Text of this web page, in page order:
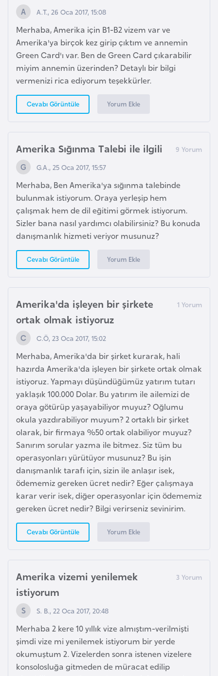
A.T., 26 Oca 2017, 15:08
Merhaba, Amerika için B1-B2 vizem var ve
Amerika'ya birçok kez girip çıktım ve annemin
Green Card'ı var. Ben de Green Card çıkarabilir
miyim annemin üzerinden? Detaylı bir bilgi
vermenizi rica ediyorum teşekkürler.
Cevabı Görüntüle Yorum Ekle
Amerika Sığınma Talebi ile ilgili
G.A., 25 Oca 2017, 15:57
Merhaba, Ben Amerika'ya sığınma talebinde
bulunmak istiyorum. Oraya yerleşip hem
çalışmak hem de dil eğitimi görmek istiyorum.
Sizler bana nasıl yardımcı olabilirsiniz? Bu konuda
danışmanlık hizmeti veriyor musunuz?
Cevabı Görüntüle Yorum Ekle
Amerika'da işleyen bir şirkete
ortak olmak istiyoruz
C.Ö, 23 Oca 2017, 15:02
Merhaba, Amerika'da bir şirket kurarak, hali
hazırda Amerika'da işleyen bir şirkete ortak olmak
istiyoruz. Yapmayı düşündüğümüz yatırım tutarı
yaklaşık 100.000 Dolar. Bu yatırım ile ailemizi de
oraya götürüp yaşayabiliyor muyuz? Oğlumu
okula yazdırabiliyor muyum? 2 ortaklı bir şirket
olarak, bir firmaya %50 ortak olabiliyor muyuz?
Sanırım sorular yazma ile bitmez. Siz tüm bu
operasyonları yürütüyor musunuz? Bu işin
danışmanlık tarafı için, sizin ile anlaşır isek,
ödememiz gereken ücret nedir? Eğer çalışmaya
karar verir isek, diğer operasyonlar için ödememiz
gereken ücret nedir? Bilgi verirseniz sevinirim.
Cevabı Görüntüle Yorum Ekle
Amerika vizemi yenilemek
istiyorum
S. B., 22 Oca 2017, 20:48
Merhaba 2 kere 10 yıllık vize almıştım-verilmişti
şimdi vize mi yenilemek istiyorum bir yerde
okumuştum 2. Vizelerden sonra istenen vizelere
konsolosluğa gitmeden de müracat edilip
a
İ
z
l
a
n
a
K
a
m
b
o
ç
y
a
K
a
m
e
r
u
n
K
a
n
a
d
a
K
a
r
a
d
a
ğ
e
n
y
a
K
o
n